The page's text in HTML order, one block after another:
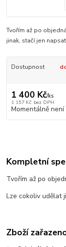
Tvořím až po
jinak, stačí jen napsat
Dostupnost
1 400 Kč/ks
1 157 Kč bez DPH
Momentálně není
Kompletní
Tvořím až po
Lze cokoliv udělat
Zboží